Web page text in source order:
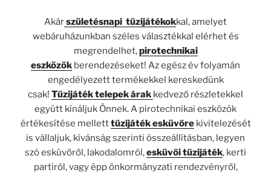
Akárszületésnapi tűzijátékokkal, amelyet
webáruházunkban széles választékkal elérhet és
megrendelhet,pirotechnikai
eszközök berendezéseket! Az egész év folyamán
engedélyezett termékekkel kereskedünk
csak! Tűzijáték telepek árak kedvező részletekkel
együtt kínáljuk Önnek. A pirotechnikai eszközök
értékesítése melletttűzijáték esküvőrekivitelezését
is vállaljuk, kívánság szerinti összeállításban, legyen
szó esküvőről, lakodalomról,esküvői tűzijáték, kerti
partiról, vagy épp önkormányzati rendezvényről,